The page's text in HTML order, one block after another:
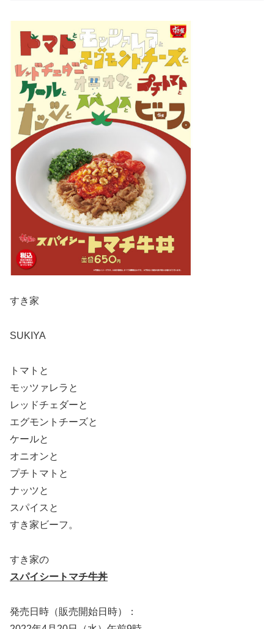
すき家
SUKIYA
トマトと
モッツァレラと
レッドチェダーと
エグモントチーズと
ケールと
オニオンと
プチトマトと
ナッツと
スパイスと
すき家ビーフ。
すき家の
スパイシートマチ牛丼
発売日時（販売開始日時）：